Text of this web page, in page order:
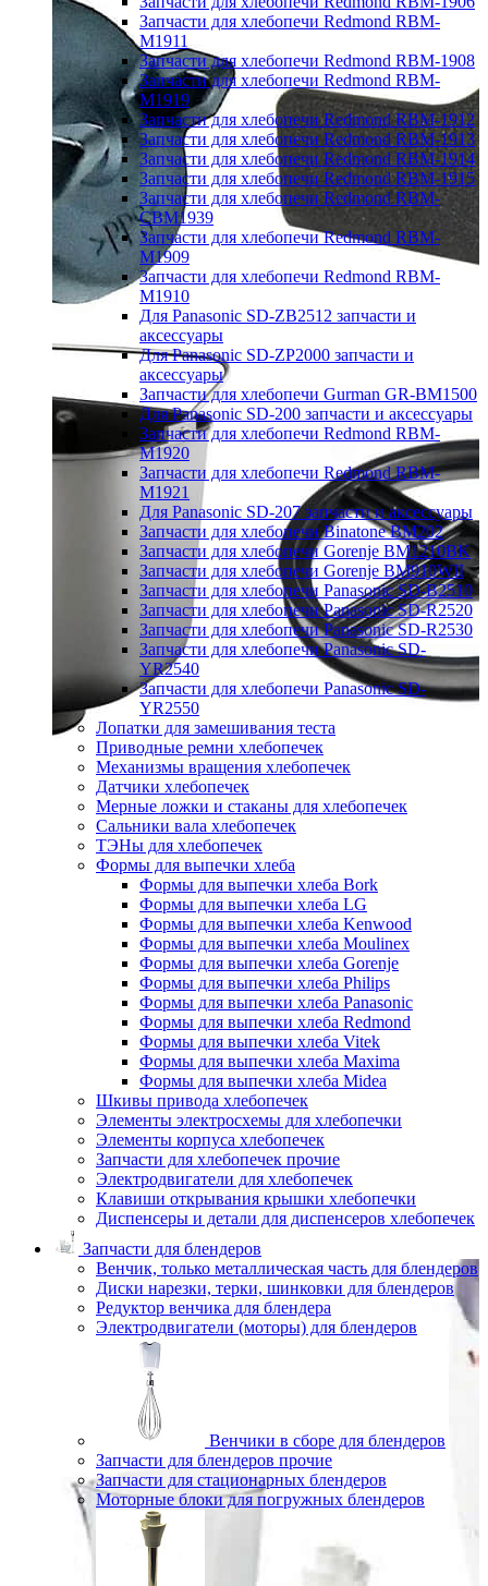
Запчасти для хлебопечи Redmond RBM-
M1911
Запчасти для хлебопечи Redmond RBM-1908
Запчасти для хлебопечи Redmond RBM-
M1919
Запчасти для хлебопечи Redmond RBM-1912
Запчасти для хлебопечи Redmond RBM-1913
Запчасти для хлебопечи Redmond RBM-1914
Запчасти для хлебопечи Redmond RBM-1915
Запчасти для хлебопечи Redmond RBM-
CBM1939
Запчасти для хлебопечи Redmond RBM-
M1909
Запчасти для хлебопечи Redmond RBM-
M1910
Для Panasonic SD-ZB2512 запчасти и
аксессуары
Для Panasonic SD-ZP2000 запчасти и
аксессуары
Запчасти для хлебопечи Gurman GR-BM1500
Для Panasonic SD-200 запчасти и аксессуары
Запчасти для хлебопечи Redmond RBM-
M1920
Запчасти для хлебопечи Redmond RBM-
M1921
Для Panasonic SD-207 запчасти и аксессуары
Запчасти для хлебопечи Binatone BM202
Запчасти для хлебопечи Gorenje BM1210BK
Запчасти для хлебопечи Gorenje BM910WII
Запчасти для хлебопечи Panasonic SD-B2510
Запчасти для хлебопечи Panasonic SD-R2520
Запчасти для хлебопечи Panasonic SD-R2530
Запчасти для хлебопечи Panasonic SD-
YR2540
Запчасти для хлебопечи Panasonic SD-
YR2550
Лопатки для замешивания теста
Приводные ремни хлебопечек
Механизмы вращения хлебопечек
Датчики хлебопечек
Мерные ложки и стаканы для хлебопечек
Сальники вала хлебопечек
ТЭНы для хлебопечек
Формы для выпечки хлеба
Формы для выпечки хлеба Bork
Формы для выпечки хлеба LG
Формы для выпечки хлеба Kenwood
Формы для выпечки хлеба Moulinex
Формы для выпечки хлеба Gorenje
Формы для выпечки хлеба Philips
Формы для выпечки хлеба Panasonic
Формы для выпечки хлеба Redmond
Формы для выпечки хлеба Vitek
Формы для выпечки хлеба Maxima
Формы для выпечки хлеба Midea
Шкивы привода хлебопечек
Элементы электросхемы для хлебопечки
Элементы корпуса хлебопечек
Запчасти для хлебопечек прочие
Электродвигатели для хлебопечек
Клавиши открывания крышки хлебопечки
Диспенсеры и детали для диспенсеров хлебопечек
Запчасти для блендеров
Венчик, только металлическая часть для блендеров
Диски нарезки, терки, шинковки для блендеров
Редуктор венчика для блендера
Электродвигатели (моторы) для блендеров
Венчики в сборе для блендеров
Запчасти для блендеров прочие
Запчасти для стационарных блендеров
Моторные блоки для погружных блендеров